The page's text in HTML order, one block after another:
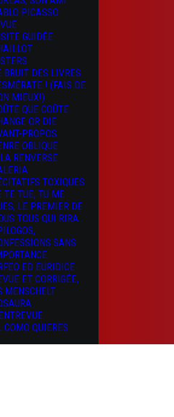
PICASSO
GUIDÉE
BRUIT DES LIVRES
! (FAIS DE
MIEUX!)
QUE COÛTE
OR DIE
PROPOS
OBLIQUE
RENVERSE
TOXIQUES
TE TUE, TU ME
LE PREMIER DE
TOUS QUI RIRA…
SANS
ED EURIDICE
ET CORRIGÉE,
MENSCHELT
COMO QUIERES